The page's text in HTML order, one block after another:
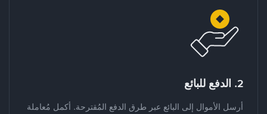
2. الدفع للبائع
أرسل الأموال إلى البائع عبر طرق الدفع المُقترحة. أكمل مُعاملة